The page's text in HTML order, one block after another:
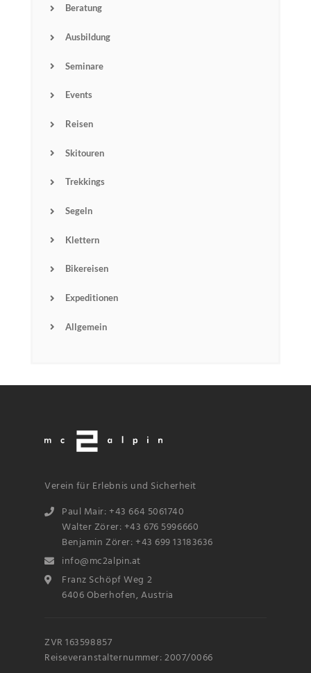
Beratung
Ausbildung
Seminare
Events
Reisen
Skitouren
Trekkings
Segeln
Klettern
Bikereisen
Expeditionen
Allgemein
Verein für Erlebnis und Sicherheit
Paul Mair: +43 664 5061740
Walter Zörer: +43 676 5996660
Benjamin Zörer: +43 699 13183636
info@mc2alpin.at
Franz Schöpf Weg 2
6406 Oberhofen, Austria
ZVR 163598857
Reiseveranstalternummer: 2007/0066